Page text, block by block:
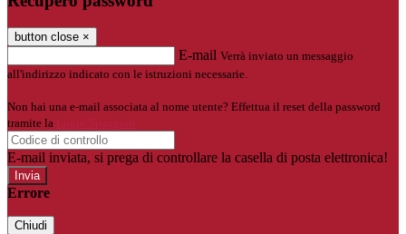
button close ×
E-mail Verrà inviato un messaggio
all'indirizzo indicato con le istruzioni necessarie.
Non hai una e-mail associata al nome utente? Effettua il reset della password
tramite la
Login Spaggiari
E-mail inviata, si prega di controllare la casella di posta elettronica!
Errore
Chiudi